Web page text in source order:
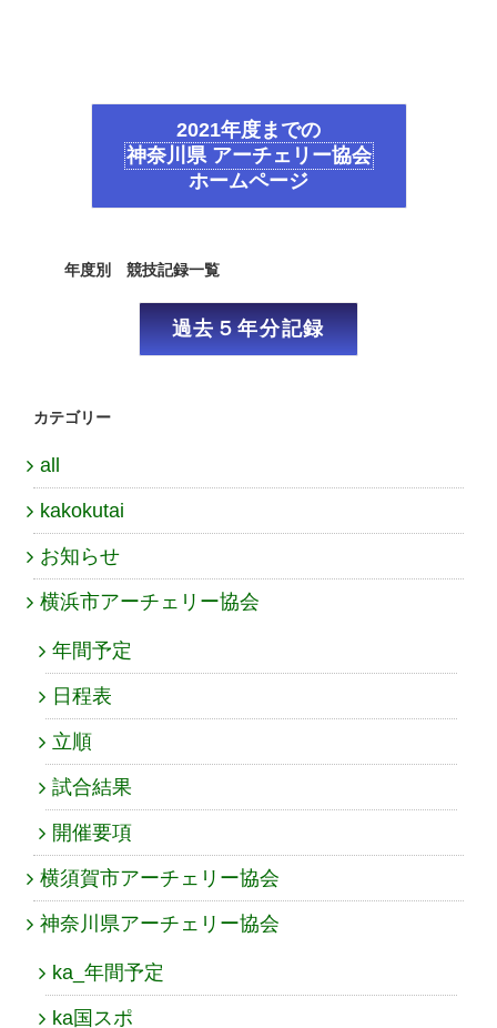
2021年度までの
神奈川県 アーチェリー協会
ホームページ
年度別 競技記録一覧
過去５年分記録
カテゴリー
all
kakokutai
お知らせ
横浜市アーチェリー協会
年間予定
日程表
立順
試合結果
開催要項
横須賀市アーチェリー協会
神奈川県アーチェリー協会
ka_年間予定
ka国スポ